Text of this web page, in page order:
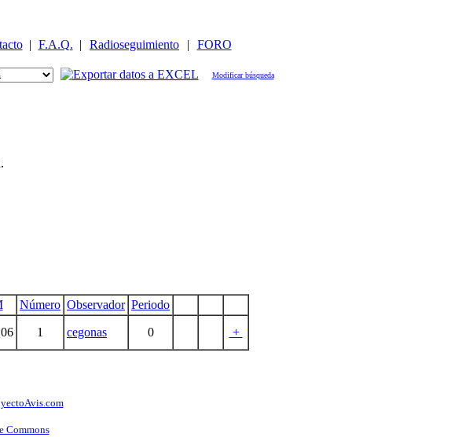
| F.A.Q. | Radioseguimiento | FORO
Modificar búsqueda
Número Observador Periodo
1 cegonas 0 +
Commons